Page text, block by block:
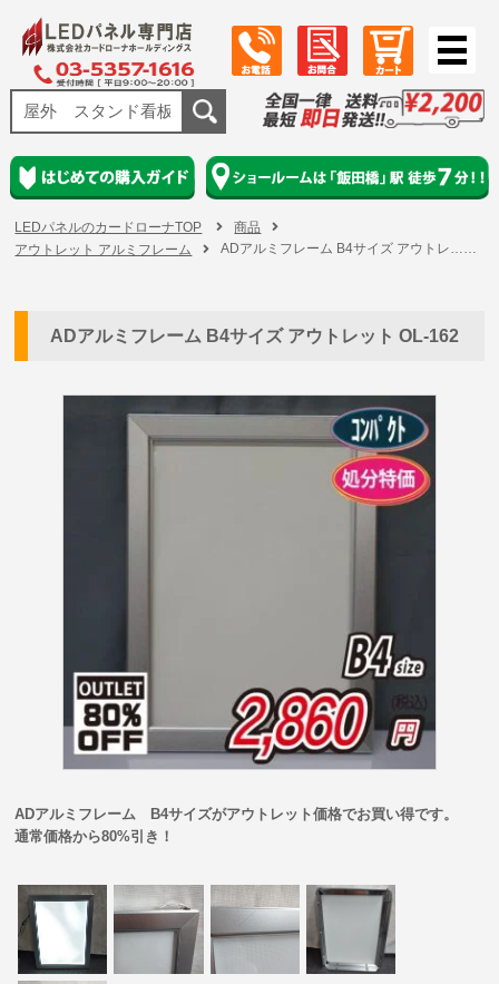
LEDパネルのカードローナTOP
商品
アウトレット アルミフレーム
ADアルミフレーム B4サイズ アウトレ……
ADアルミフレーム B4サイズ アウトレット OL-162
ADアルミフレーム B4サイズがアウトレット価格でお買い得です。
通常価格から80%引き！